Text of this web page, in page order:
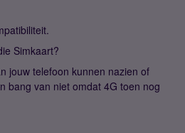
Simkaart?
jouw telefoon kunnen nazien of
bang van niet omdat 4G toen nog